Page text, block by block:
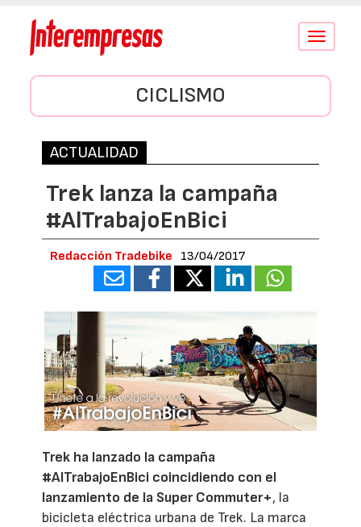
Conmutar
CICLISMO
ACTUALIDAD
Trek lanza la campaña
#AlTrabajoEnBici
Redacción Tradebike 13/04/2017
Trek ha lanzado la campaña
#AlTrabajoEnBici coincidiendo con el
lanzamiento de la Super Commuter+, la
bicicleta eléctrica urbana de Trek. La marca